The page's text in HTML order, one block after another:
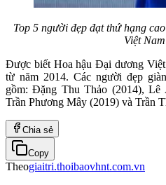
Top 5 người đẹp đạt thứ hạng
Việt
Được biết Hoa hậu Đại dương
từ năm 2014. Các người đẹp
gồm: Đặng Thu Thảo (2014),
Trần Phương Mây (2019) và Trần
Chia sẻ
Copy
Theogiaitri.thoibaovhnt.com.vn